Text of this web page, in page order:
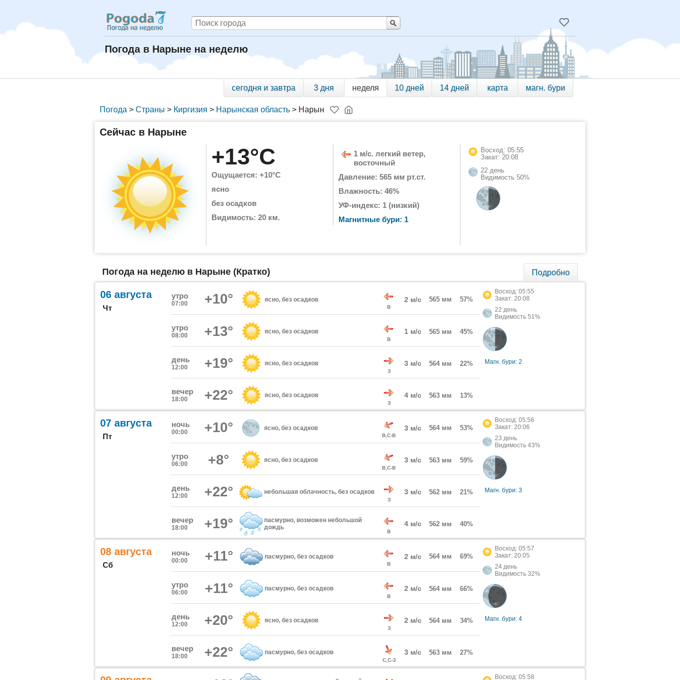
Погода в Нарыне на неделю
сегодня и завтра 3 дня неделя 10 дней 14 дней карта магн. бури
Погода > Страны > Киргизия > Нарынская область > Нарын
Сейчас в Нарыне
+13°C
Ощущается: +10°C
ясно
без осадков
Видимость: 20 км.
1 м/с. легкий ветер,
восточный
Давление: 565 мм рт.ст.
Влажность: 46%
УФ-индекс: 1 (низкий)
Магнитные бури: 1
Восход: 05:55
Закат: 20:08
22 день
Видимость 50%
Погода на неделю в Нарыне (Кратко) Подробно
06 августа
Чт
утро
07:00 +10° ясно, без осадков
В
2 м/с 565 мм 57%
утро
08:00 +13° ясно, без осадков
В
1 м/с 565 мм 45%
день
12:00 +19° ясно, без осадков
З
3 м/с 564 мм 22%
вечер
18:00 +22° ясно, без осадков
З
4 м/с 563 мм 13%
Восход: 05:55
Закат: 20:08
22 день
Видимость 51%
Магн. бури: 2
07 августа
Пт
ночь
00:00 +10° ясно, без осадков
В,С-В
3 м/с 564 мм 53%
утро
06:00 +8° ясно, без осадков
В,С-В
3 м/с 563 мм 59%
день
12:00 +22° небольшая облачность, без осадков
З
3 м/с 562 мм 21%
вечер
18:00 +19°
пасмурно, возможен небольшой
дождь
В
4 м/с 562 мм 40%
Восход: 05:56
Закат: 20:06
23 день
Видимость 43%
Магн. бури: 3
08 августа
Сб
ночь
00:00 +11° пасмурно, без осадков
В
2 м/с 564 мм 69%
утро
06:00 +11° пасмурно, без осадков
В
2 м/с 564 мм 66%
день
12:00 +20° ясно, без осадков
З
2 м/с 564 мм 34%
вечер
18:00 +22° пасмурно, без осадков
С,С-З
3 м/с 563 мм 27%
Восход: 05:57
Закат: 20:05
24 день
Видимость 32%
Магн. бури: 4
Восход: 05:58